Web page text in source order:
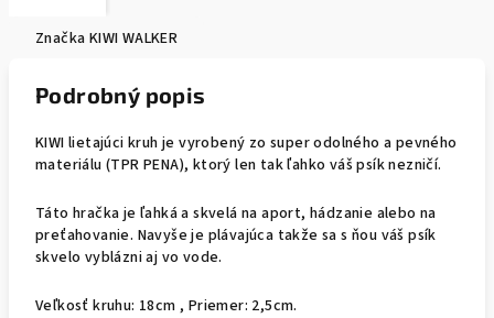
Značka KIWI WALKER
Podrobný popis
KIWI lietajúci kruh je vyrobený zo super odolného a pevného
materiálu (TPR PENA), ktorý len tak ľahko váš psík nezničí.
Táto hračka je ľahká a skvelá na aport, hádzanie alebo na
preťahovanie. Navyše je plávajúca takže sa s ňou váš psík
skvelo vyblázni aj vo vode.
Veľkosť kruhu: 18cm , Priemer: 2,5cm.